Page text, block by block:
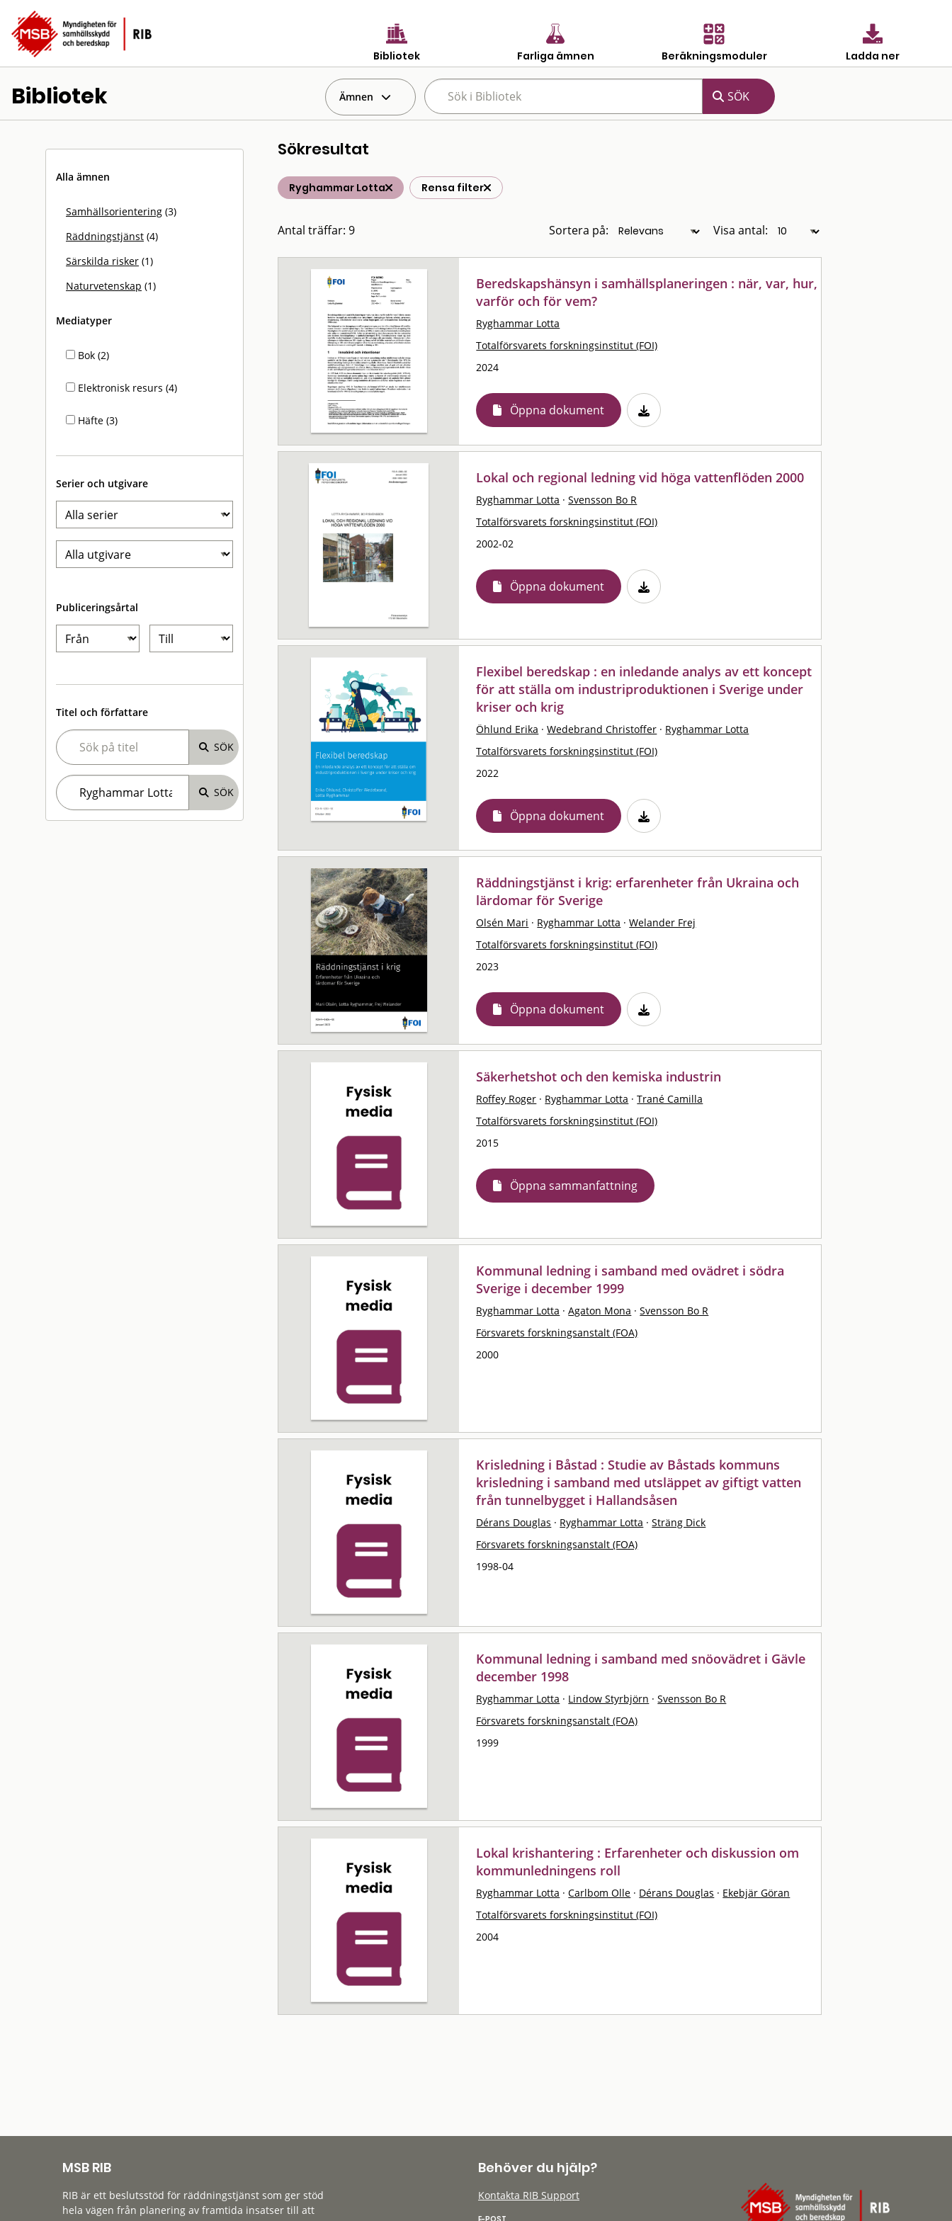
Bibliotek Farliga ämnen Beräkningsmoduler Ladda ner
Bibliotek Ämnen
Alla ämnen
Samhällsorientering (3)
Räddningstjänst (4)
Särskilda risker (1)
Naturvetenskap (1)
Mediatyper
Bok (2)
Elektronisk resurs (4)
Häfte (3)
Serier och utgivare
Publiceringsårtal
Titel och författare
Sökresultat
Ryghammar Lotta Rensa filter
Antal träffar: 9 Sortera på: Visa antal:
Beredskapshänsyn i samhällsplaneringen : när, var, hur,
varför och för vem?
Ryghammar Lotta
Totalförsvarets forskningsinstitut (FOI)
2024
Öppna dokument
Lokal och regional ledning vid höga vattenflöden 2000
Ryghammar Lotta · Svensson Bo R
Totalförsvarets forskningsinstitut (FOI)
2002-02
Öppna dokument
Flexibel beredskap : en inledande analys av ett koncept
för att ställa om industriproduktionen i Sverige under
kriser och krig
Öhlund Erika · Wedebrand Christoffer · Ryghammar Lotta
Totalförsvarets forskningsinstitut (FOI)
2022
Öppna dokument
Räddningstjänst i krig: erfarenheter från Ukraina och
lärdomar för Sverige
Olsén Mari · Ryghammar Lotta · Welander Frej
Totalförsvarets forskningsinstitut (FOI)
2023
Öppna dokument
Säkerhetshot och den kemiska industrin
Roffey Roger · Ryghammar Lotta · Trané Camilla
Totalförsvarets forskningsinstitut (FOI)
2015
Öppna sammanfattning
Kommunal ledning i samband med ovädret i södra
Sverige i december 1999
Ryghammar Lotta · Agaton Mona · Svensson Bo R
Försvarets forskningsanstalt (FOA)
2000
Krisledning i Båstad : Studie av Båstads kommuns
krisledning i samband med utsläppet av giftigt vatten
från tunnelbygget i Hallandsåsen
Dérans Douglas · Ryghammar Lotta · Sträng Dick
Försvarets forskningsanstalt (FOA)
1998-04
Kommunal ledning i samband med snöovädret i Gävle
december 1998
Ryghammar Lotta · Lindow Styrbjörn · Svensson Bo R
Försvarets forskningsanstalt (FOA)
1999
Lokal krishantering : Erfarenheter och diskussion om
kommunledningens roll
Ryghammar Lotta · Carlbom Olle · Dérans Douglas · Ekebjär Göran
Totalförsvarets forskningsinstitut (FOI)
2004
MSB RIB
RIB är ett beslutsstöd för räddningstjänst som ger stöd
hela vägen från planering av framtida insatser till att
Behöver du hjälp?
Kontakta RIB Support